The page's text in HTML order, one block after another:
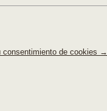
consentimiento de cookies →